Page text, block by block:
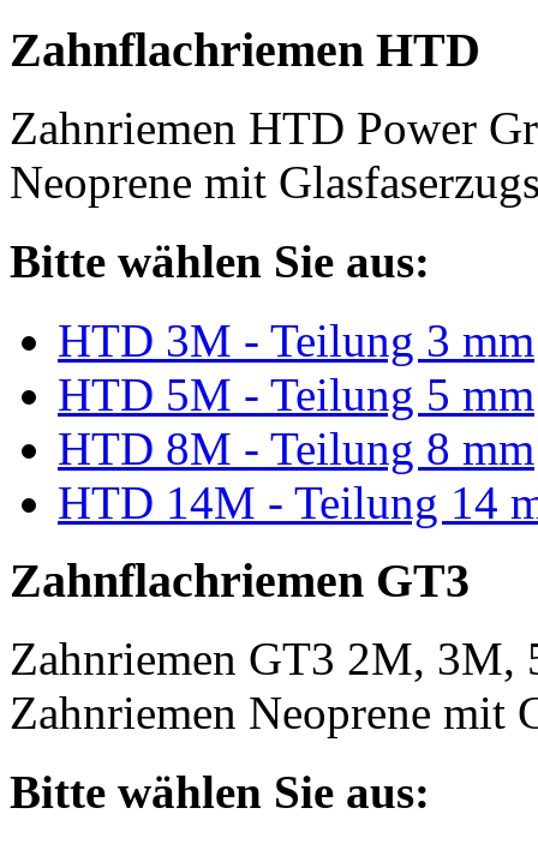
Zahnflachriemen HTD
Zahnriemen HTD Power
Neoprene mit
Bitte wählen Sie aus:
HTD 3M - Teilung 3 mm
HTD 5M - Teilung 5 mm
HTD 8M - Teilung 8 mm
HTD 14M - Teilung 14
Zahnflachriemen GT3
Zahnriemen GT3 2M, 3M,
Zahnriemen Neoprene mit
Bitte wählen Sie aus: